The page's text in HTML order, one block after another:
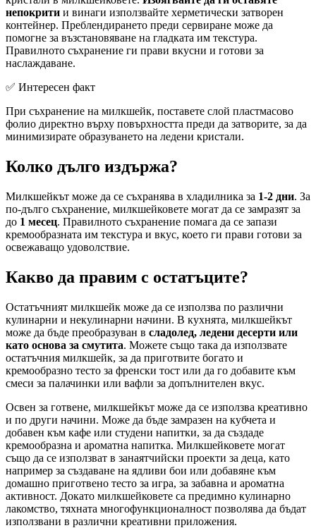
непокрити и винаги използвайте херметически затворен
контейнер. Преблендирането преди сервиране може да
помогне за възстановяване на гладката им текстура.
Правилното съхранение ги прави вкусни и готови за
наслаждаване.
✅ Интересен факт
При съхранение на милкшейк, поставете слой пластмасово
фолио директно върху повърхността преди да затворите, за да
минимизирате образуването на ледени кристали.
Колко дълго издържа?
Милкшейкът може да се съхранява в хладилника за 1-2 дни. За
по-дълго съхранение, милкшейковете могат да се замразят за
до 1 месец. Правилното съхранение помага да се запази
кремообразната им текстура и вкус, което ги прави готови за
освежаващо удоволствие.
Какво да правим с остатъците?
Остатъчният милкшейк може да се използва по различни
кулинарни и некулинарни начини. В кухнята, милкшейкът
може да бъде преобразуван в сладолед, ледени десерти или
като основа за смутита. Можете също така да използвате
остатъчния милкшейк, за да приготвите богато и
кремообразно тесто за френски тост или да го добавите към
смеси за палачинки или вафли за допълнителен вкус.
Освен за готвене, милкшейкът може да се използва креативно
и по други начини. Може да бъде замразен на кубчета и
добавен към кафе или студени напитки, за да създаде
кремообразна и ароматна напитка. Милкшейковете могат
също да се използват в занаятчийски проекти за деца, като
например за създаване на ядливи бои или добавяне към
домашно приготвено тесто за игра, за забавна и ароматна
активност. Докато милкшейковете са предимно кулинарно
лакомство, тяхната многофункционалност позволява да бъдат
използвани в различни креативни приложения.